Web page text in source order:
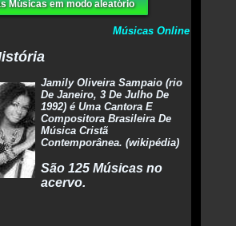
Músicas em modo aleatório
Músicas Online
Jamily Oliveira Sampaio (rio
De Janeiro, 3 De Julho De
1992) é Uma Cantora E
Compositora Brasileira De
Música Cristã
Contemporânea. (wikipédia)
São 125 Músicas no
acervo.